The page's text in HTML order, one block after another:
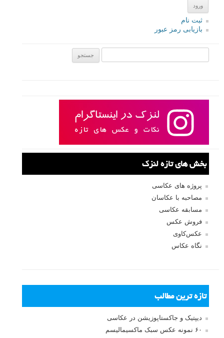
ثبت نام
بازیابی رمز عبور
بخش های تازه لنزک
پروژه های عکاسی
مصاحبه با عکاسان
مسابقه عکاسی
فروش عکس
عکس‌کاوی
نگاه عکاس
تازه ترین مطالب
دیپتیک و جاکستا‌پوزیشن در عکاسی
۶۰ نمونه عکس سبک ماکسیمالیسم